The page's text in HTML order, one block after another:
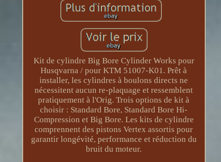
Kit de cylindre Big Bore Cylinder Works pour
Husqvarna / pour KTM 51007-K01. Prêt à
installer, les cylindres à boulons directs ne
nécessitent aucun re-plaquage et ressemblent
pratiquement à l'Orig. Trois options de kit à
choisir : Standard Bore, Standard Bore Hi-
Compression et Big Bore. Les kits de cylindre
comprennent des pistons Vertex assortis pour
garantir longévité, performance et réduction du
bruit du moteur.